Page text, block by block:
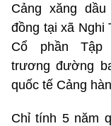
Cảng xăng
đồng tại xã Nghi
Cổ phần Tập
trương đường
quốc tế Cảng
Chỉ tính 5 năm